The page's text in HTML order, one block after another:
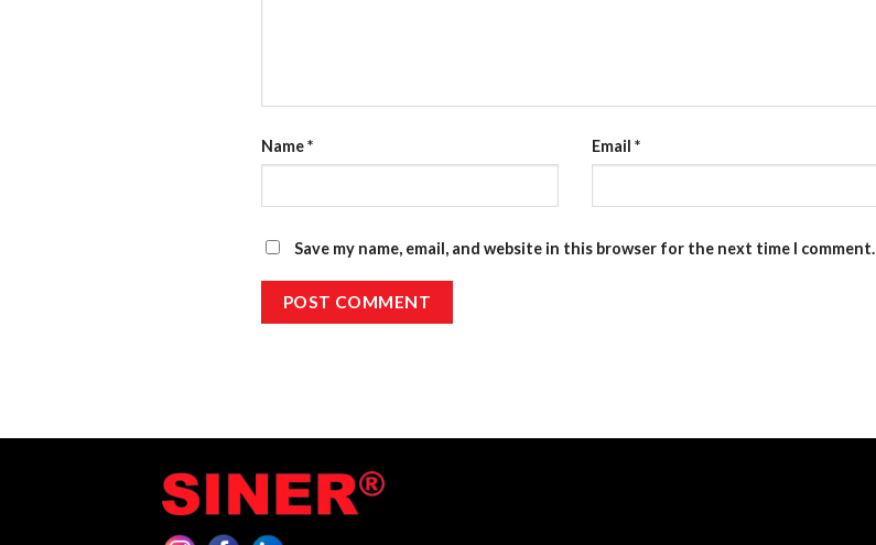
Name* Email *
Save my name, email, and website in this browser for the next time I comment.